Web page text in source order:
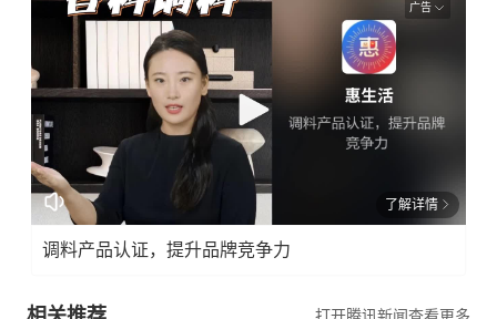
广告
了解详情
调料产品认证，提升品牌竞争力